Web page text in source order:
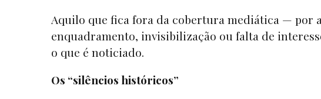
Aquilo que fica fora da cobertura mediática — por
enquadramento, invisibilização ou falta de
o que é noticiado.
Os “silêncios históricos”